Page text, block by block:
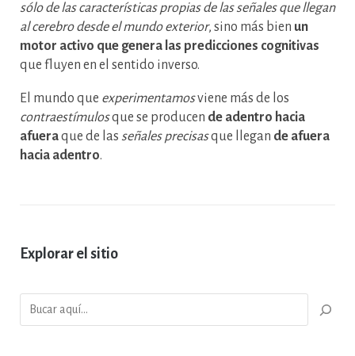
sólo de las características propias de las señales que llegan
al cerebro desde el mundo exterior, sino más bien un
motor activo que genera las predicciones cognitivas
que fluyen en el sentido inverso.
El mundo que experimentamosviene más de los
contraestímulosque se producen de adentro hacia
afueraque de las señales precisasque llegan de afuera
hacia adentro.
Explorar el sitio